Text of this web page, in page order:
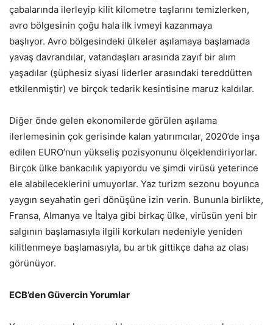
çabalarında ilerleyip kilit kilometre taşlarını temizlerken,
avro bölgesinin çoğu hala ilk ivmeyi kazanmaya
başlıyor. Avro bölgesindeki ülkeler aşılamaya başlamada
yavaş davrandılar, vatandaşları arasında zayıf bir alım
yaşadılar (şüphesiz siyasi liderler arasındaki tereddütten
etkilenmiştir) ve birçok tedarik kesintisine maruz kaldılar.
Diğer önde gelen ekonomilerde görülen aşılama
ilerlemesinin çok gerisinde kalan yatırımcılar, 2020’de inşa
edilen EURO’nun yükseliş pozisyonunu ölçeklendiriyorlar.
Birçok ülke bankacılık yapıyordu ve şimdi virüsü yeterince
ele alabileceklerini umuyorlar. Yaz turizm sezonu boyunca
yaygın seyahatin geri dönüşüne izin verin. Bununla birlikte,
Fransa, Almanya ve İtalya gibi birkaç ülke, virüsün yeni bir
salgının başlamasıyla ilgili korkuları nedeniyle yeniden
kilitlenmeye başlamasıyla, bu artık gittikçe daha az olası
görünüyor.
ECB’den Güvercin Yorumlar